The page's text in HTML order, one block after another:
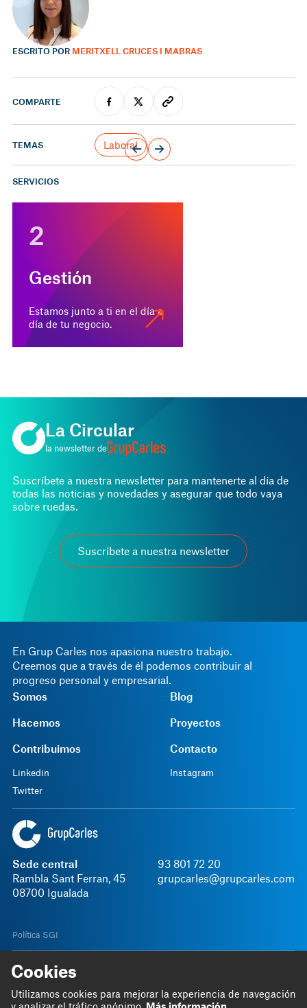
ESCRITO POR MERITXELL CRUCES I MABRAS
COMPARTE
TEMAS Laboral
SERVICIOS
2
Gestión
Estamos junto a ti en el día a
día de tu negocio.
En Grup Carles nos apasiona nuestro trabajo.
Creemos que a través de él podemos contribuir al
progreso personal y empresarial.
Somos
Hacemos
Contribuimos
Blog
Proyectos
Contacto
Linkedin
Twitter
Instagram
Sede central
Rambla Sant Ferran, 45
08700 Igualada
93 801 72 20
grupcarles@grupcarles.com
Política SGI
© 2026 Grup Carles
Aviso legalPolítica de privacidad
La Circular
la newsletter de
Suscríbete a nuestra newsletter para mantenerte al día de
todas las noticias y novedades y asegurar que todo vaya
sobre ruedas.
Suscríbete a nuestra newsletter
Cookies
Utilizamos cookies para mejorar la experiencia de navegación